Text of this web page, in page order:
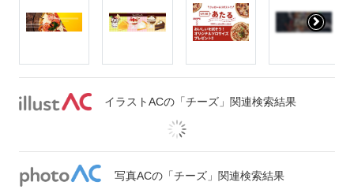
イラストACの「チーズ」関連検索結果
写真ACの「チーズ」関連検索結果